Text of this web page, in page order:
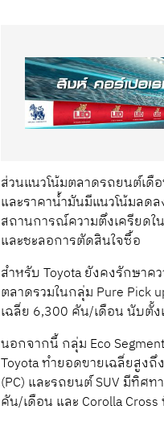
ส่วนแนวโน้มตลาดรถยนต์เดื
และราคาน้ำมันมีแนวโน้มล
สถานการณ์ความตึงเครียดใ
และชะลอการตัดสินใจซื้อ
สำหรับ Toyota ยังคงรักษา
ตลาดรวมในกลุ่ม Pure Pick
เฉลี่ย 6,300 คัน/เดือน นับตั้
นอกจากนี้ กลุ่ม Eco
Toyota ทำยอดขายเฉลี่ยสูง
(PC) และรถยนต์ SUV มีทิศ
คัน/เดือน และ Corolla